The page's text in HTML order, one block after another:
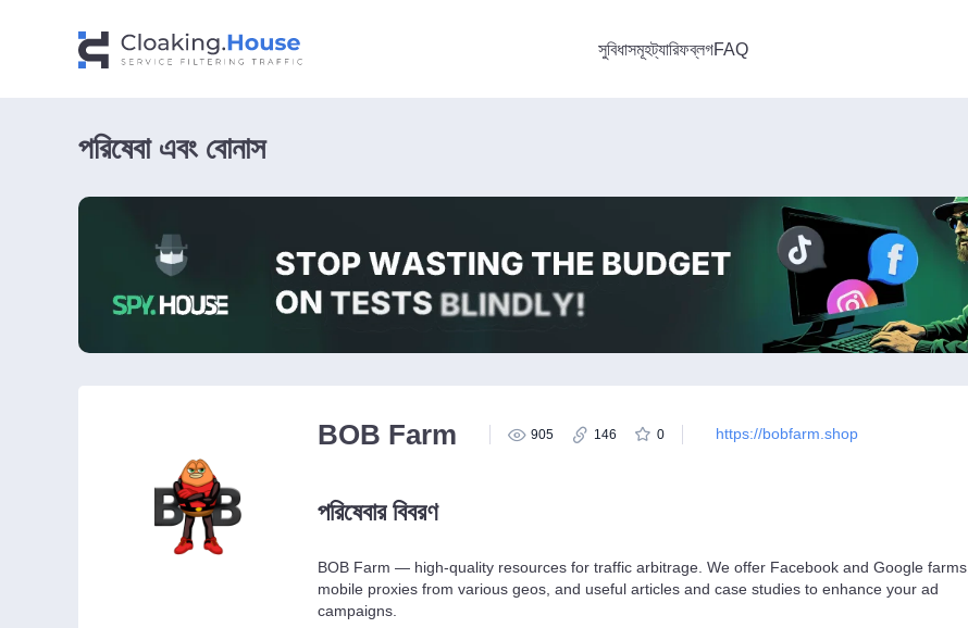
সুবিধাসমূহট্যারিফব্লগFAQ
পরিষেবা এবং বোনাস
https://bobfarm.shop
BOB Farm 905 146 0
পরিষেবার বিবরণ
BOB Farm — high-quality resources for traffic arbitrage. We offer Facebook and Google farms,
mobile proxies from various geos, and useful articles and case studies to enhance your ad
campaigns.